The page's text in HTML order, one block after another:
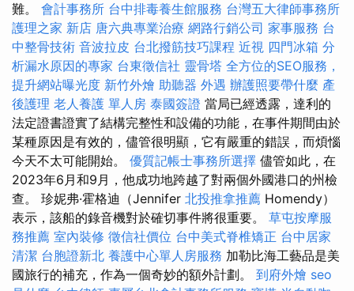
難。 會計事務所 台中排毒養生館服務 台灣五大律師事務所
護理之家 新店 唐六典專業治療 網路行銷公司 家事服務 台
中整骨技術 音波拉皮 台北撥筋技巧課程 近視 四門冰箱 分
析漏水原因的專家 台東徵信社 靈骨塔 全方位的SEO服務，
提升網站曝光度 新竹外燴 助聽器 外遇 辦護照要帶什麼 產
後護理 老人養護 單人房 泰國簽證 當局已經透露，達利的
法定證書證實了結構完整性和設備的功能，在事件期間由於
某種原因是有效的，儘管很明顯，它有嚴重的錯誤，而煩惱
今天不太可能開始。 優質記帳士事務所選擇 儘管如此，在
2023年6月和9月，他成功地跨越了對兩個外國港口的州檢
查。 珍妮弗·霍格迪（Jennifer 北投推拿推薦 Homendy）
表示，該船的錄音機對於確切事件將很重要。 草屯按摩服
務推薦 室內裝修 徵信社價位 台中美式脊椎矯正 台中居家
清潔 台胞證新北 養護中心單人房服務 加勒比海工藝品是美
國旅行的補充，作為一個奇妙的額外計劃。 到府外燴 seo